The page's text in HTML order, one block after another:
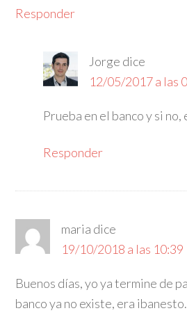
Responder
Jorge dice
12/05/2017 a las
Prueba en el banco y si no,
Responder
maria dice
19/10/2018 a las 10:39
Buenos días, yo ya termine de
banco ya no existe, era ibanesto.